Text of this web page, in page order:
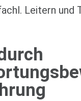
Leitern und